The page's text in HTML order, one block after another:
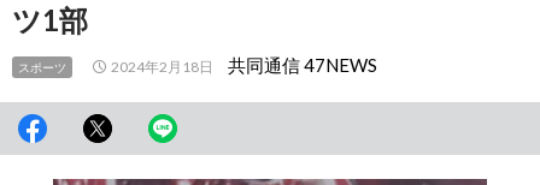
ツ1部
スポーツ 2024年2月18日 共同通信 47NEWS